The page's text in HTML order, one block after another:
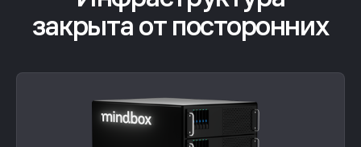
закрыта от посторонних